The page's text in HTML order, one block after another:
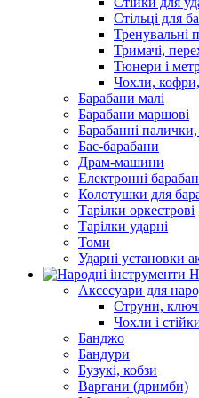
Стільці для
Тренувальні
Тримачі,
Тюнери і
Чохли,
Барабани малі
Барабани маршові
Барабанні
Бас-барабани
Драм-машини
Електронні
Колотушки для
Тарілки оркестрові
Тарілки ударні
Томи
Ударні установки
Аксесуари для
Струни,
Чохли і
Банджо
Бандури
Бузукі, кобзи
Варгани (дримби)